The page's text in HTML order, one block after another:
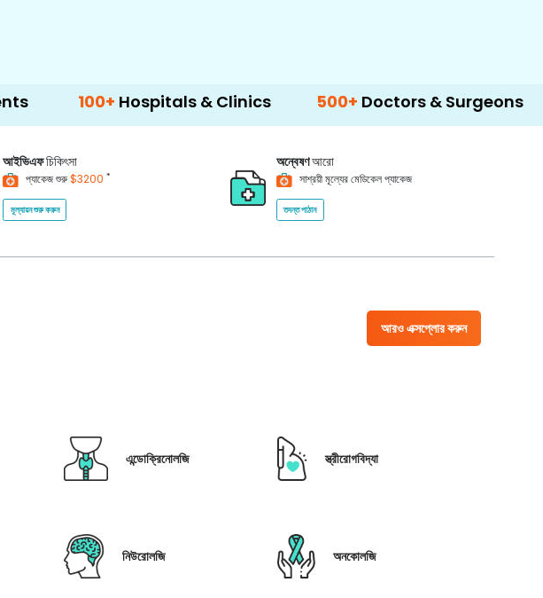
100+ Hospitals & Clinics 500+ Doctors & Surgeons 14+
আইভিএফচিকিৎসা
প্যাকেজ শুরু$3200 *
মূল্যায়ন শুরু করুন
অন্বেষণআরো
সাশ্রয়ী মূল্যের মেডিকেল প্যাকেজ
তদন্ত পাঠান
আরও এক্সপ্লোর করুন
এন্ডোক্রিনোলজি স্ত্রীরোগবিদ্যা
নিউরোলজি অনকোলজি